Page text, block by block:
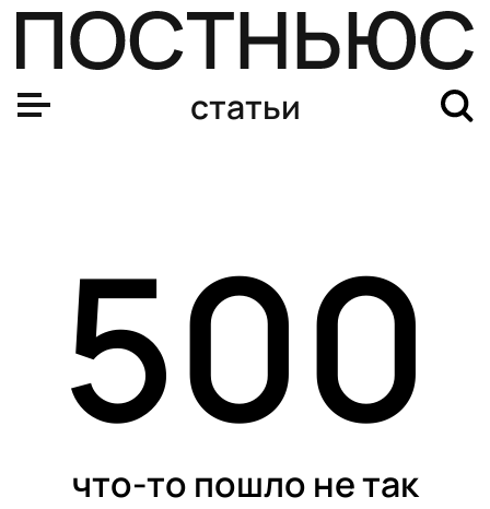
статьи
500
что-то пошло не так